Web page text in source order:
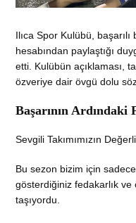
Ilıca Spor Kulübü,
hesabından paylaştığı
etti. Kulübün açıklaması,
özveriye dair övgü dolu
Başarının Ardındaki
Sevgili Takımımızın
Bu sezon bizim için
gösterdiğiniz fedakarlık
taşıyordu.